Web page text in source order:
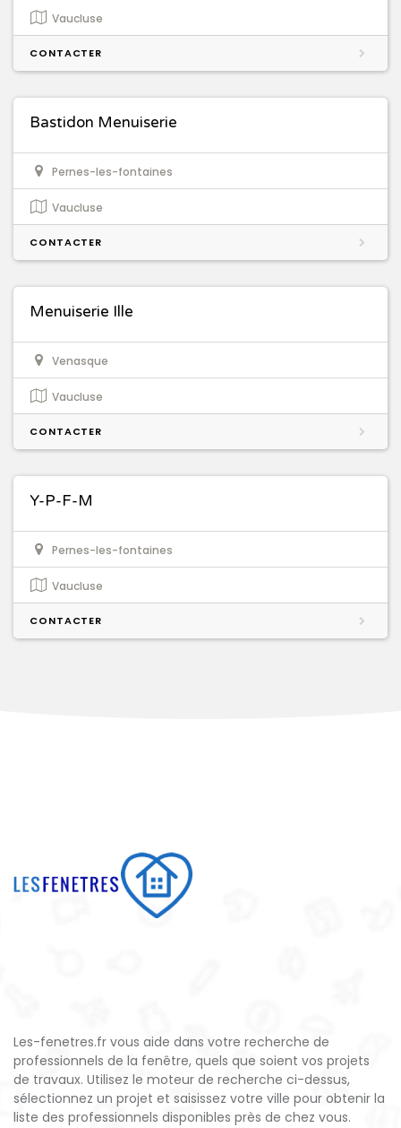
Vaucluse
CONTACTER
Bastidon Menuiserie
Pernes-les-fontaines
Vaucluse
CONTACTER
Menuiserie Ille
Venasque
Vaucluse
CONTACTER
Y-P-F-M
Pernes-les-fontaines
Vaucluse
CONTACTER
Les-fenetres.fr vous aide dans votre recherche de
professionnels de la fenêtre, quels que soient vos projets
de travaux. Utilisez le moteur de recherche ci-dessus,
sélectionnez un projet et saisissez votre ville pour obtenir la
liste des professionnels disponibles près de chez vous.